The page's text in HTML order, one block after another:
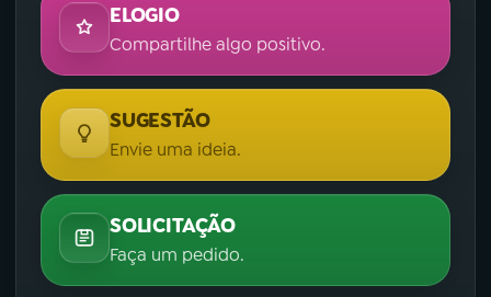
ELOGIO
Compartilhe algo positivo.
SUGESTÃO
Envie uma ideia.
SOLICITAÇÃO
Faça um pedido.